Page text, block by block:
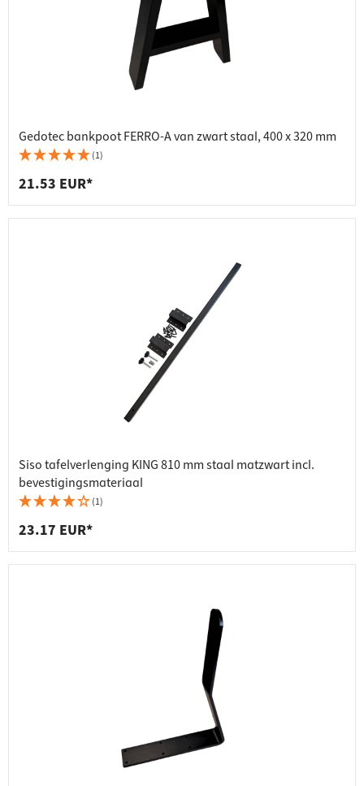
Gedotec bankpoot FERRO-A van zwart staal, 400 x 320 mm
(1)
21.53 EUR*
Siso tafelverlenging KING 810 mm staal matzwart incl.
bevestigingsmateriaal
(1)
23.17 EUR*